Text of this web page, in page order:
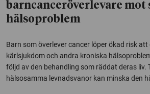
barncanceröverlevare mot
hälsoproblem
Barn som överlever cancer löper ökad risk
kärlsjukdom och andra kroniska
följd av den behandling som räddat deras liv.
hälsosamma levnadsvanor kan minska den